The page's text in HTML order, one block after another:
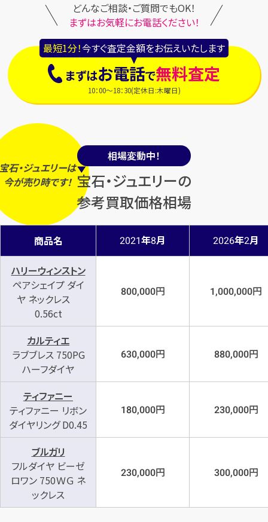
どんなご相談・ご質問でもOK！
まずはお気軽にお電話ください！
最短1分！今すぐ査定金額をお伝えいたします
まずはお電話で無料査定
10：00～18：30(定休日:木曜日)
相場変動中！
宝石・ジュエリーの
参考買取価格相場
石・ジュエリーは
今が売り時です！
商品名 2021年8月 2026年2月
ハリーウィンストン
ペアシェイプ ダイ
ヤ ネックレス
0.56ct
800,000円 1,000,000円
カルティエ
ラブブレス 750PG
ハーフダイヤ
630,000円 880,000円
ティファニー
ティファニー リボン
ダイヤリング D0.45
180,000円 230,000円
ブルガリ
フルダイヤ ビーゼ
ロワン 750ＷＧ ネ
ックレス
230,000円 300,000円